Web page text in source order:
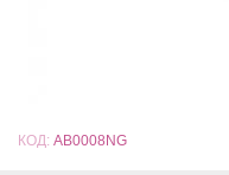
КОД: AB0008NG